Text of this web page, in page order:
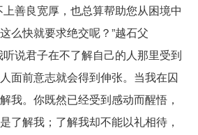
善良宽厚，也总算帮助您从困境中
么快就要求绝交呢？”越石父
说君子在不了解自己的人那里受到
面前意志就会得到伸张。当我在囚
我。你既然已经受到感动而醒悟，
了解我；了解我却不能以礼相待，